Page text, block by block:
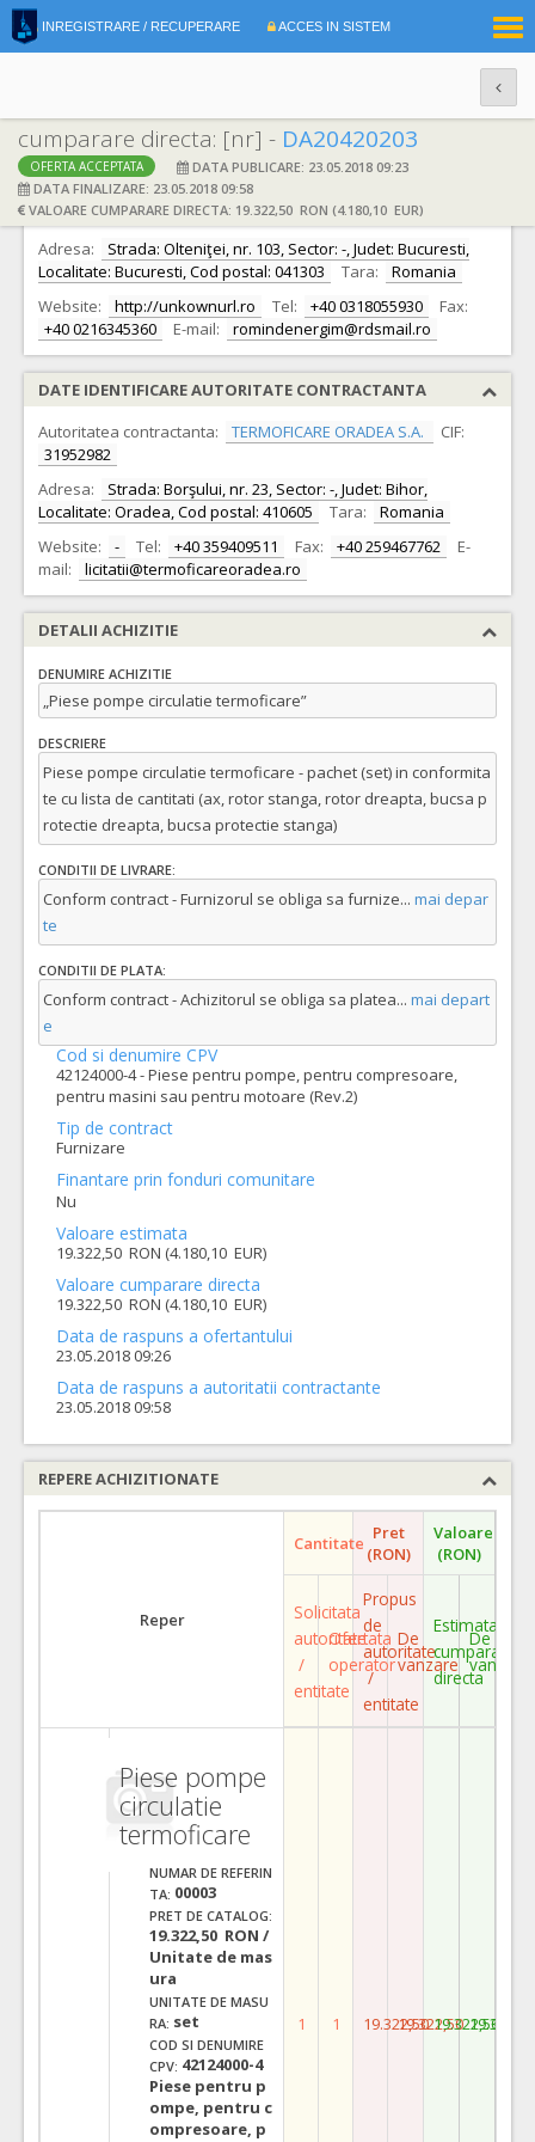
INREGISTRARE / RECUPERARE ACCES IN SISTEM
cumparare directa: [nr] - DA20420203
OFERTA ACCEPTATA
DATA PUBLICARE: 23.05.2018 09:23
DATA FINALIZARE: 23.05.2018 09:58
VALOARE CUMPARARE DIRECTA: 19.322,50 RON (4.180,10 EUR)
DATE IDENTIFICARE OFERTANT
Ofertant: S.C. ROMIND ENERGIM S.R.L. CIF: 13795057
Adresa:
Strada: Olteniţei, nr. 103, Sector: -, Judet: Bucuresti,
Localitate: Bucuresti, Cod postal: 041303
Tara:
Romania
Website:
http://unkownurl.ro Tel: +40 0318055930
Fax:
+40 0216345360
E-mail: romindenergim@rdsmail.ro
DATE IDENTIFICARE AUTORITATE CONTRACTANTA
Autoritatea contractanta:
TERMOFICARE ORADEA S.A.
CIF:
31952982
Adresa:
Strada: Borşului, nr. 23, Sector: -, Judet: Bihor,
Localitate: Oradea, Cod postal: 410605
Tara:
Romania
Website:
- Tel: +40 359409511 Fax: +40 259467762
E-
mail:
licitatii@termoficareoradea.ro
DETALII ACHIZITIE
DENUMIRE ACHIZITIE
„Piese pompe circulatie termoficare”
DESCRIERE
Piese pompe circulatie termoficare - pachet (set) in conformita
te cu lista de cantitati (ax, rotor stanga, rotor dreapta, bucsa p
rotectie dreapta, bucsa protectie stanga)
CONDITII DE LIVRARE:
Conform contract - Furnizorul se obliga sa furnize... mai depar
te
CONDITII DE PLATA:
Conform contract - Achizitorul se obliga sa platea... mai depart
e
Cod si denumire CPV
42124000-4 - Piese pentru pompe, pentru compresoare,
pentru masini sau pentru motoare (Rev.2)
Tip de contract
Furnizare
Finantare prin fonduri comunitare
Nu
Valoare estimata
19.322,50 RON (4.180,10 EUR)
Valoare cumparare directa
19.322,50 RON (4.180,10 EUR)
Data de raspuns a ofertantului
23.05.2018 09:26
Data de raspuns a autoritatii contractante
23.05.2018 09:58
REPERE ACHIZITIONATE
Reper
Cantitate Pret
(RON)
Valoare
(RON)
Solicitata
autoritate
/
entitate
Ofertata
operator
Propus
de
autoritate
/
entitate
De
vanzare
Estimata
cumparare
directa
De
vanzare
Piese pompe
circulatie
termoficare
NUMAR DE REFERIN
TA: 00003
PRET DE CATALOG:
19.322,50 RON /
Unitate de mas
ura
UNITATE DE MASU
RA: set
COD SI DENUMIRE
CPV: 42124000-4
Piese pentru p
ompe, pentru c
ompresoare, p
1 1 19.322,5019.322,5019.322,50